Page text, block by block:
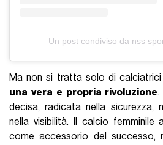
Un post condiviso da nss
Ma non si tratta solo di calciatrici
una vera e propria rivoluzione.
decisa, radicata nella sicurezza,
nella visibilità. Il calcio femminile
come accessorio del successo,